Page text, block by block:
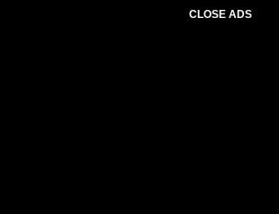
CLOSE ADS